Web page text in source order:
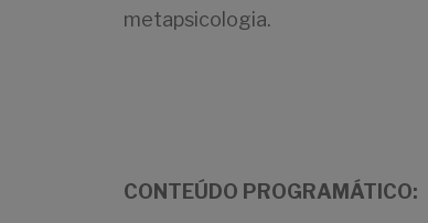
metapsicologia.
CONTEÚDO PROGRAMÁTICO: